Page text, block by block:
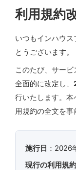
利用規約
いつもインハウ
とうございます。
このたび、サー
全面的に改定し、
行いたします。
用規約の全文を事
施行日 ：2026
現行の利用規約